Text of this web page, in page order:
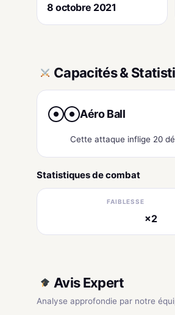
8 octobre 2021
Capacités &
● ● Aéro Ball
Cette attaque inflige 20
Statistiques de combat
FAIBLESSE
×2
Avis Expert
Analyse approfondie par notre